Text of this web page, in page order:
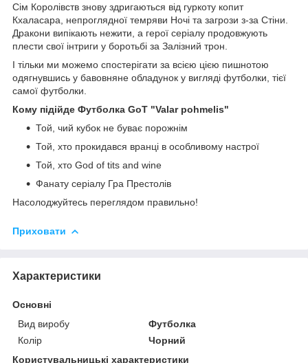
Сім Королівств знову здригаються від гуркоту копит
Кхаласара, непроглядної темряви Ночі та загрози з-за Стіни.
Дракони випікають нежити, а герої серіалу продовжують
плести свої інтриги у боротьбі за Залізний трон.
І тільки ми можемо спостерігати за всією цією пишнотою
одягнувшись у бавовняне обладунок у вигляді футболки, тієї
самої футболки.
Кому підійде Футболка GoT "Valar pohmelis"
Той, чий кубок не буває порожнім
Той, хто прокидався вранці в особливому настрої
Той, хто God of tits and wine
Фанату серіалу Гра Престолів
Насолоджуйтесь переглядом правильно!
Приховати
Характеристики
Основні
Вид виробу
Футболка
Колір
Чорний
Користувальницькі характеристики